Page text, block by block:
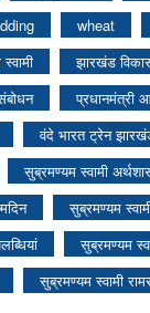
wheat
झारखंड
प्रधानमंत्री
वंदे भारत ट्रेन
सुब्रमण्यम स्वामी
सुब्रमण्यम
सुब्रमण्यम
सुब्रमण्यम स्वामी